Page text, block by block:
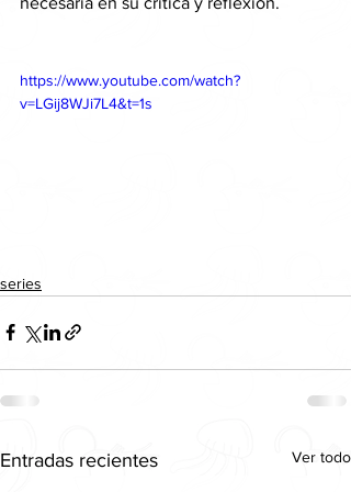
https://www.youtube.com/watch?
v=LGij8WJi7L4&t=1s
series
Entradas recientes Ver todo